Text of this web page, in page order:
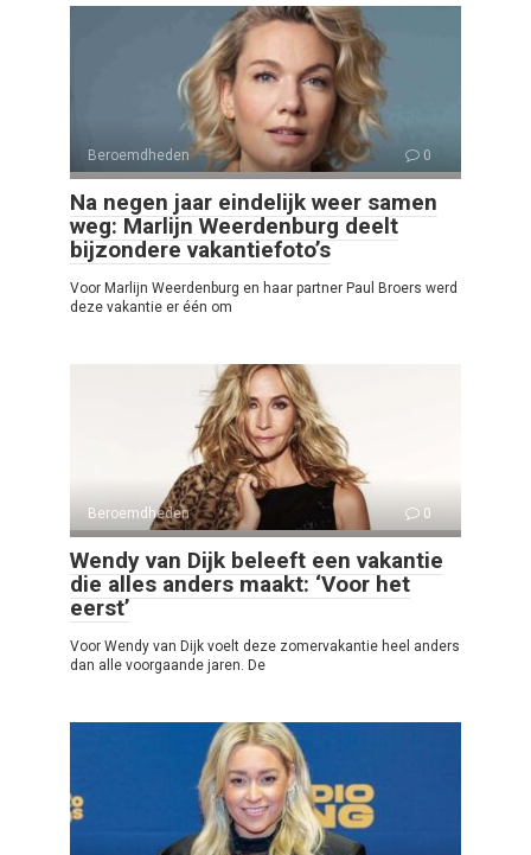
Beroemdheden 0
Na negen jaar eindelijk weer samen
weg: Marlijn Weerdenburg deelt
bijzondere vakantiefoto’s
Voor Marlijn Weerdenburg en haar partner Paul Broers werd
deze vakantie er één om
Beroemdheden 0
Wendy van Dijk beleeft een vakantie
die alles anders maakt: ‘Voor het
eerst’
Voor Wendy van Dijk voelt deze zomervakantie heel anders
dan alle voorgaande jaren. De